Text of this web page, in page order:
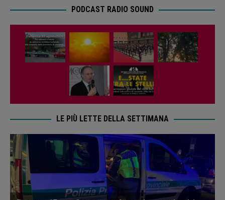
PODCAST RADIO SOUND
LE PIÙ LETTE DELLA SETTIMANA